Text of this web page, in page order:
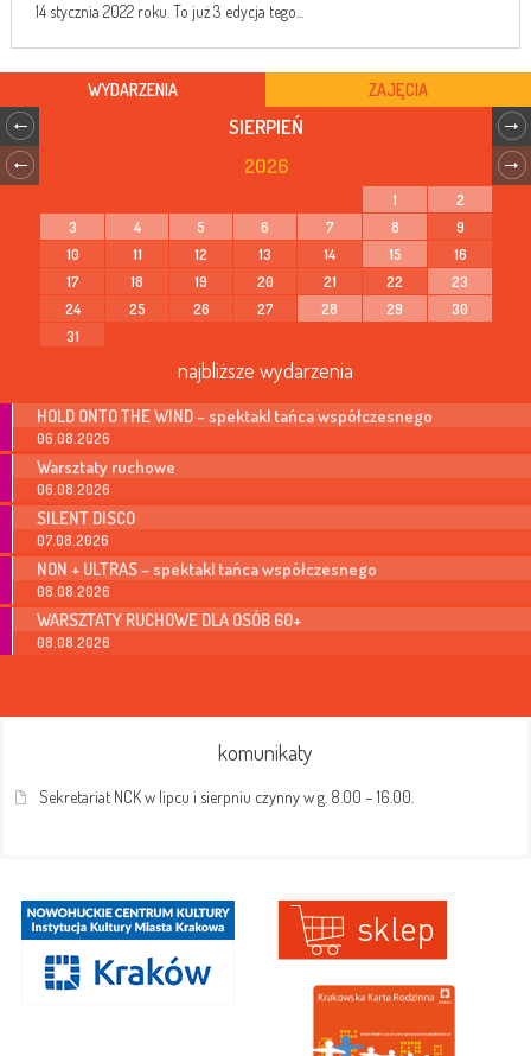
14 stycznia 2022 roku. To już 3 edycja tego...
WYDARZENIA ZAJĘCIA
SIERPIEŃ
2026
1
2
3
4 5 6 7 8
9
10
11 12 13 14 15
16
17
18 19 20 21 22
23
24
25 26 27 28 29
30
31
najbliższe wydarzenia
HOLD ONTO THE WIND – spektakl tańca współczesnego
06.08.2026
Warsztaty ruchowe
06.08.2026
SILENT DISCO
07.08.2026
NON + ULTRAS – spektakl tańca współczesnego
08.08.2026
WARSZTATY RUCHOWE DLA OSÓB 60+
08.08.2026
komunikaty
Sekretariat NCK w lipcu i sierpniu czynny w g. 8.00 – 16.00.